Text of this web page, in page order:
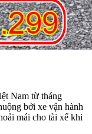
Nam từ tháng
bởi xe vận hành
mái cho tài xế khi